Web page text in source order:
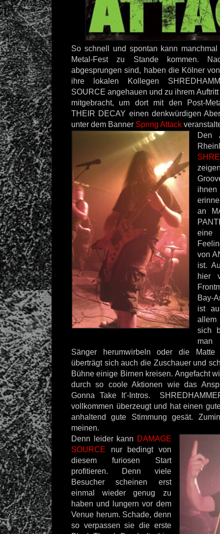
So schnell und spontan kann
Metal-Fest zu Stande kommen.
abgesprungen sind, haben die Kölner
ihre lokalen Kollegen
SOURCE angehauen und zu ihrem
mitgebracht, um dort mit den Post-
THEIR DECAY einen denkwürdigen
unter dem Banner Spring Attack
Den
an
eine
von
ist.
hier
Bay-
ist
sich
man
Sänger herumwirbeln oder die Matte
überträgt sich auch die Zuschauer und
Bühne einige Birnen kreisen. Angefacht
durch so coole Aktionen wie das
Gonna Take It'-Intros.
vollkommen überzeugt und hat einen
anhaltend gute Stimmung gesät.
meinen.
Denn leider kann DAMAGE
SOURCE nur bedingt von
diesem furiosen Start
profitieren. Denn viele
Besucher scheinen erst
einmal wieder genug zu
haben und lungern vor dem
Venue herum. Schade, denn
so verpassen sie die erste